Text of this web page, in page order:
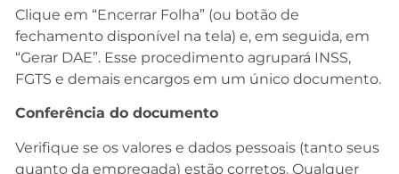
Clique em “Encerrar Folha” (ou botão de
fechamento disponível na tela) e, em seguida, em
“Gerar DAE”. Esse procedimento agrupará INSS,
FGTS e demais encargos em um único documento.
Conferência do documento
Verifique se os valores e dados pessoais (tanto seus
quanto da empregada) estão corretos. Qualquer